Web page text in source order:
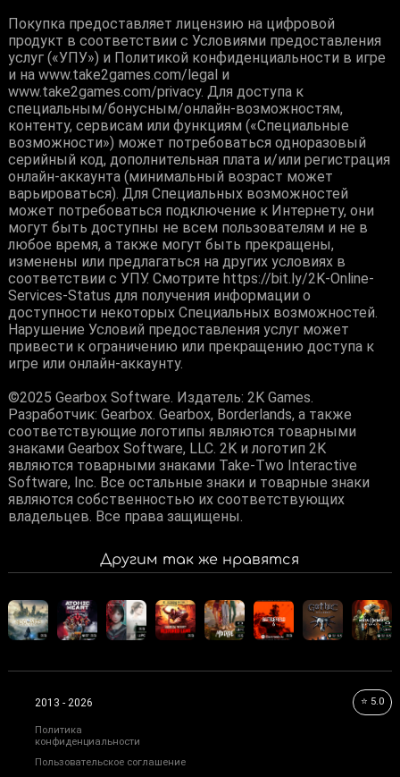
Покупка предоставляет лицензию на цифровой
продукт в соответствии с Условиями предоставления
услуг («УПУ») и Политикой конфиденциальности в игре
и на www.take2games.com/legal и
www.take2games.com/privacy. Для доступа к
специальным/бонусным/онлайн-возможностям,
контенту, сервисам или функциям («Специальные
возможности») может потребоваться одноразовый
серийный код, дополнительная плата и/или регистрация
онлайн-аккаунта (минимальный возраст может
варьироваться). Для Специальных возможностей
может потребоваться подключение к Интернету, они
могут быть доступны не всем пользователям и не в
любое время, а также могут быть прекращены,
изменены или предлагаться на других условиях в
соответствии с УПУ. Смотрите https://bit.ly/2K-Online-
Services-Status для получения информации о
доступности некоторых Специальных возможностей.
Нарушение Условий предоставления услуг может
привести к ограничению или прекращению доступа к
игре или онлайн-аккаунту.
©2025 Gearbox Software. Издатель: 2K Games.
Разработчик: Gearbox. Gearbox, Borderlands, а также
соответствующие логотипы являются товарными
знаками Gearbox Software, LLC. 2K и логотип 2K
являются товарными знаками Take-Two Interactive
Software, Inc. Все остальные знаки и товарные знаки
являются собственностью их соответствующих
владельцев. Все права защищены.
Другим так же нравятся
2013 - 2026 ⭐ 5.0
Политика
конфиденциальности
Пользовательское соглашение